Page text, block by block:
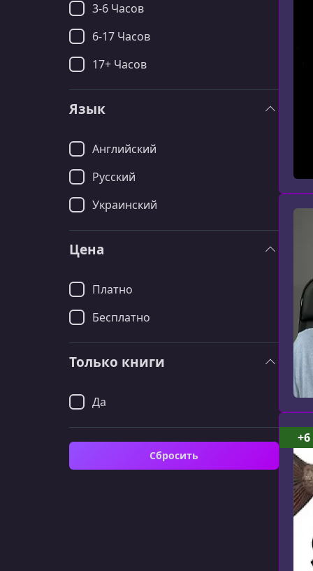
3-6 Часов
6-17 Часов
17+ Часов
Язык
Английский
Русский
Украинский
Цена
Платно
Бесплатно
Только книги
Да
Сбросить
+6